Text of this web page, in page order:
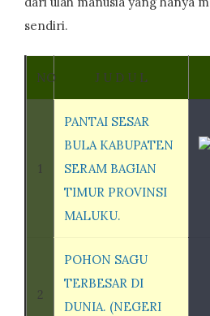
sendiri.
NO J U D U L
1
PANTAI SESAR
BULA KABUPATEN
SERAM BAGIAN
TIMUR PROVINSI
MALUKU.
2
POHON SAGU
TERBESAR DI
DUNIA. (NEGERI